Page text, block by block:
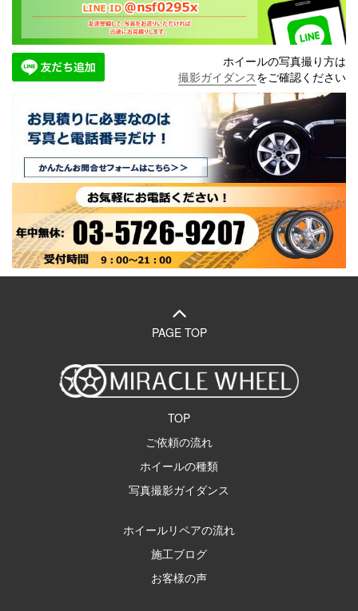
ホイールの写真撮り方は
撮影ガイダンスをご確認ください
PAGE TOP
TOP
ご依頼の流れ
ホイールの種類
写真撮影ガイダンス
ホイールリペアの流れ
施工ブログ
お客様の声